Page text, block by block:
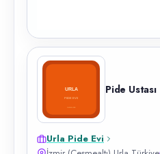
Pide Ustası
Urla Pide Evi